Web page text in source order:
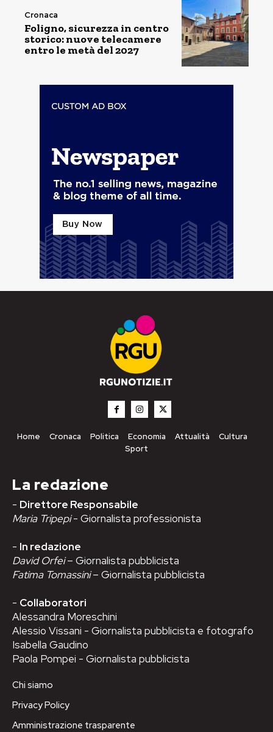
Cronaca
Foligno, sicurezza in centro
storico: nuove telecamere
entro le metà del 2027
Home Cronaca Politica Economia Attualità
Cultura
Sport
La redazione
- Direttore Responsabile
Maria Tripepi- Giornalista professionista
- In redazione
David Orfei– Giornalista pubblicista
Fatima Tomassini– Giornalista pubblicista
- Collaboratori
Alessandra Moreschini
Alessio Vissani - Giornalista pubblicista e fotografo
Isabella Gaudino
Paola Pompei - Giornalista pubblicista
Chi siamo
Privacy Policy
Amministrazione trasparente